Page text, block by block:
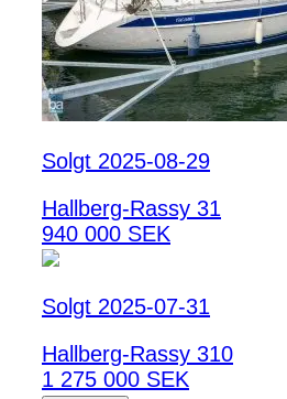
Solgt 2025-08-29
Hallberg-Rassy 31
940 000 SEK
Solgt 2025-07-31
Hallberg-Rassy 310
1 275 000 SEK